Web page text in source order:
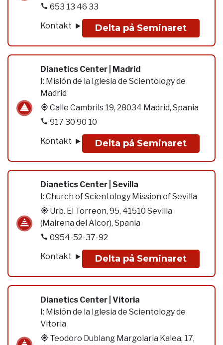
653 13 46 33
Kontakt
Delta på Seminaret
Dianetics Center | Madrid
I: Misión de la Iglesia de Scientology de
Madrid
Calle Cambrils 19, 28034 Madrid, Spania
917 30 90 10
Kontakt
Delta på Seminaret
Dianetics Center | Sevilla
I: Church of Scientology Mission of Sevilla
Urb. El Torreon, 95, 41510 Sevilla
(Mairena del Alcor), Spania
0954-52-37-92
Kontakt
Delta på Seminaret
Dianetics Center | Vitoria
I: Misión de la Iglesia de Scientology de
Vitoria
Teodoro Dublang Margolaria Kalea, 17,